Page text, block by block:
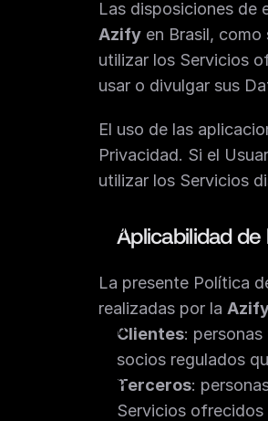
Azify en Brasil,
utilizar los Servicios
usar o divulgar sus
El uso de las
Privacidad. Si el
utilizar los Servicios
Aplicabilidad de
La presente Política
realizadas por la
Clientes:
socios regulados
Terceros:
Servicios ofrecidos